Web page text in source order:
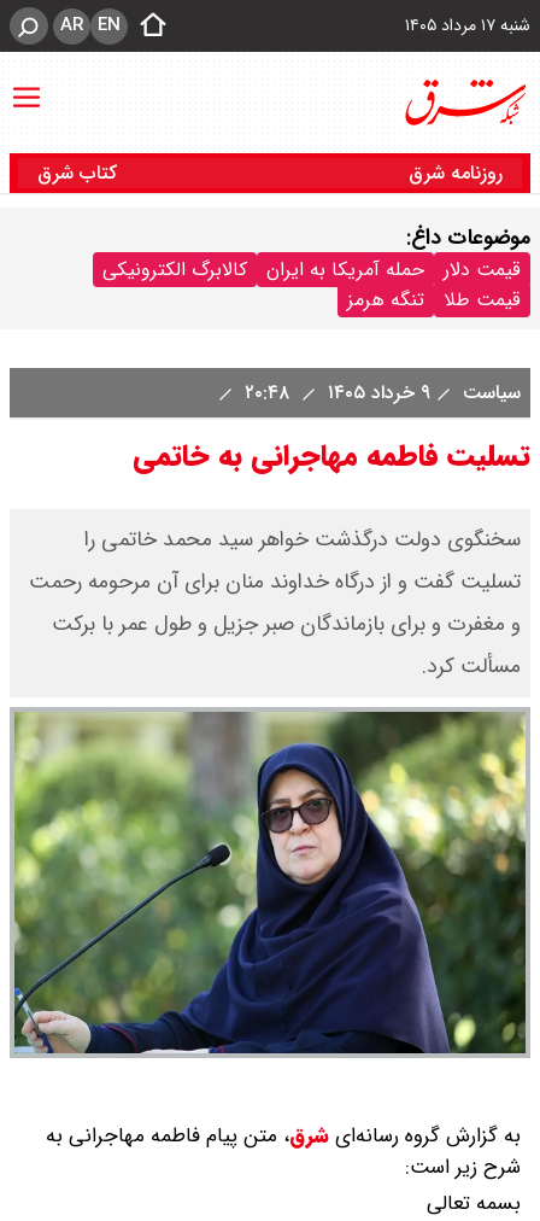
شنبه ۱۷ مرداد ۱۴۰۵ EN
AR
روزنامه شرق کتاب شرق
موضوعات داغ:
قیمت دلار حمله آمریکا به ایران
کالابرگ الکترونیکی
قیمت طلا
تنگه هرمز
سیاست ۹ خرداد ۱۴۰۵
تسلیت فاطمه مهاجرانی به خاتمی
سخنگوی دولت درگذشت خواهر سید محمد خاتمی را
تسلیت گفت و از درگاه خداوند منان برای آن مرحومه رحمت
و مغفرت و برای بازماندگان صبر جزیل و طول عمر با برکت
مسألت کرد.
به گزارش گروه رسانه‌ایشرق، متن پیام فاطمه مهاجرانی به
شرح زیر است:
بسمه تعالی